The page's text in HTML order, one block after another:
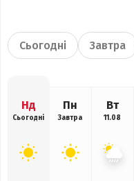
Сьогодні Завтра
Нд
Сьогодні
Пн
Завтра
Вт
11.08